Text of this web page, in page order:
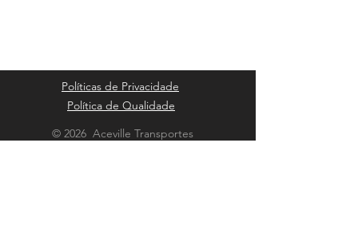
Políticas de Privacidade
Política de Qualidade
© 2026 Aceville Transportes